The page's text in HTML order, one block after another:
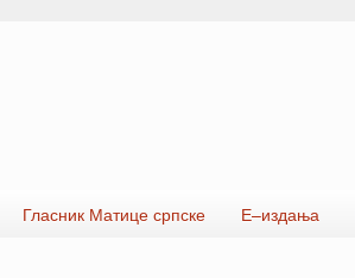
Гласник Матице српске Е–издања